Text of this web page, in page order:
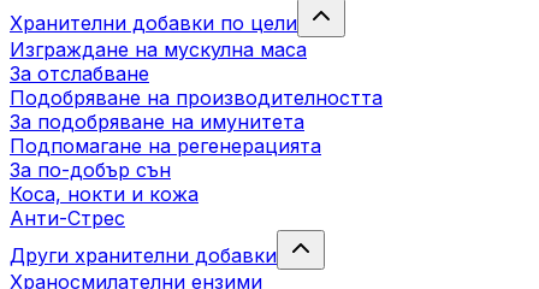
Хранителни добавки по цели
Изграждане на мускулна маса
За отслабване
Подобряване на производителността
За подобряване на имунитета
Подпомагане на регенерацията
За по-добър сън
Коса, нокти и кожа
Анти-Стрес
Други хранителни добавки
Храносмилателни ензими